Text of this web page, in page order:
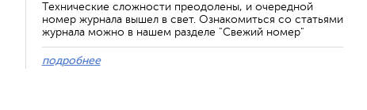
Технические сложности преодолены, и очередной
номер журнала вышел в свет. Ознакомиться со статьями
журнала можно в нашем разделе "Свежий номер"
подробнее